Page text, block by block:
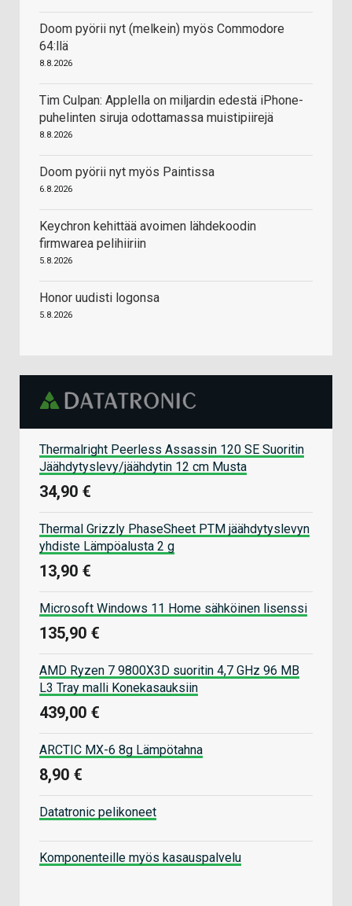
Doom pyörii nyt (melkein) myös Commodore
64:llä
8.8.2026
Tim Culpan: Applella on miljardin edestä iPhone-
puhelinten siruja odottamassa muistipiirejä
8.8.2026
Doom pyörii nyt myös Paintissa
6.8.2026
Keychron kehittää avoimen lähdekoodin
firmwarea pelihiiriin
5.8.2026
Honor uudisti logonsa
5.8.2026
Thermalright Peerless Assassin 120 SE Suoritin
Jäähdytyslevy/jäähdytin 12 cm Musta
34,90 €
Thermal Grizzly PhaseSheet PTM jäähdytyslevyn
yhdiste Lämpöalusta 2 g
13,90 €
Microsoft Windows 11 Home sähköinen lisenssi
135,90 €
AMD Ryzen 7 9800X3D suoritin 4,7 GHz 96 MB
L3 Tray malli Konekasauksiin
439,00 €
ARCTIC MX-6 8g Lämpötahna
8,90 €
Datatronic pelikoneet
Komponenteille myös kasauspalvelu